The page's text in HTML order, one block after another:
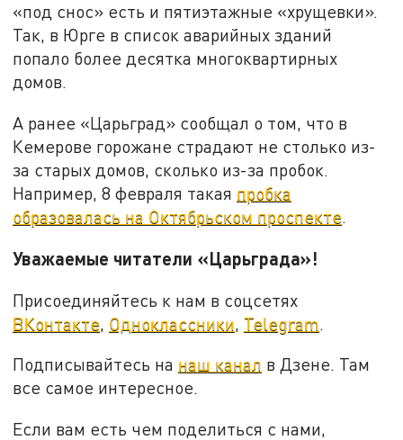
«под снос» есть и пятиэтажные «хрущевки».
Так, в Юрге в список аварийных зданий
попало более десятка многоквартирных
домов.
А ранее «Царьград» сообщал о том, что в
Кемерове горожане страдают не столько из-
за старых домов, сколько из-за пробок.
Например, 8 февраля такая пробка
образовалась на Октябрьском проспекте.
Уважаемые читатели «Царьграда»!
Присоединяйтесь к нам в соцсетях
ВКонтакте Одноклассники Telegram
Подписывайтесь на наш канал в Дзене. Там
все самое интересное.
Если вам есть чем поделиться с нами,